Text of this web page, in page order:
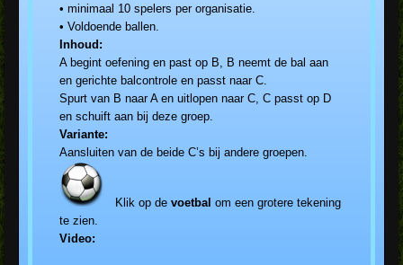
• minimaal 10 spelers per organisatie.
• Voldoende ballen.
Inhoud:
A begint oefening en past op B, B neemt de bal aan
en gerichte balcontrole en passt naar C.
Spurt van B naar A en uitlopen naar C, C passt op D
en schuift aan bij deze groep.
Variante:
Aansluiten van de beide C’s bij andere groepen.
Klik op de voetbal om een grotere tekening
te zien.
Video: